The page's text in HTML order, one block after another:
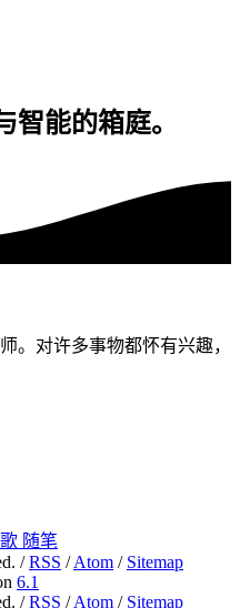
智能的箱庭。
。对许多事物都怀有兴趣，
随笔
/RSS /Atom / Sitemap
6.1
/RSS /Atom / Sitemap